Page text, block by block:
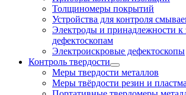
Толщиномеры покрытий
Устройства для контроля
Электроды и принадлежности к
дефектоскопам
Электроискровые дефектоскопы
Контроль твердости
Меры твердости металлов
Меры твёрдости резин и